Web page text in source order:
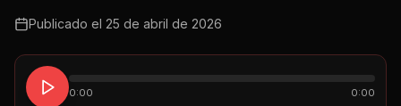
Publicado el 25 de abril de 2026
0:00 0:00